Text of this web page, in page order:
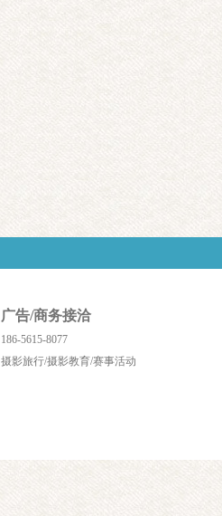
广告/商务接洽
186-5615-8077
摄影旅行/摄影教育/赛事活动